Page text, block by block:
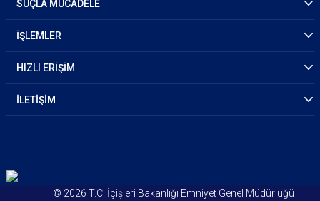
SUÇLA MÜCADELE
İŞLEMLER
HIZLI ERİŞİM
İLETİŞİM
© 2026 T.C. İçişleri Bakanlığı Emniyet Genel Müdürlüğü